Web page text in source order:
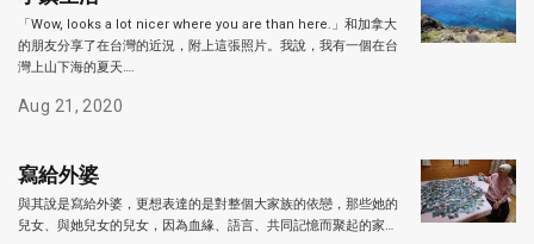
「Wow, looks a lot nicer where you are than here.」和加拿大
的朋友分享了在台灣的近況，附上這張照片。我說，我有一個在台
灣上山下海的夏天….
Aug 21, 2020
寫給外婆
與其說是寫給外婆，更想表達的是對整個大家族的依戀，那些她的
兒女、與她兒女的兒女，因為血緣、語言、共同記憶而聚起的家…